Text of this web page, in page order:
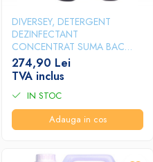
DIVERSEY, DETERGENT
DEZINFECTANT
CONCENTRAT SUMA BAC
D10, 1.4L
274,90 Lei
TVA inclus
IN STOC
Adauga in cos